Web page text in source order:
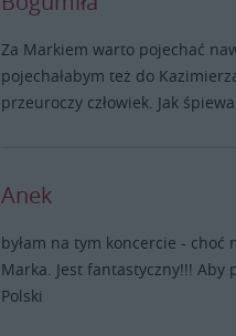
Za Markiem warto pojechać
pojechałabym też do
przeuroczy człowiek. Jak
Anek
byłam na tym koncercie - choć
Marka. Jest fantastyczny!!! Aby
Polski